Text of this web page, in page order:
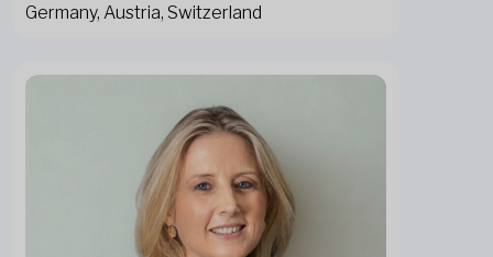
Germany, Austria, Switzerland